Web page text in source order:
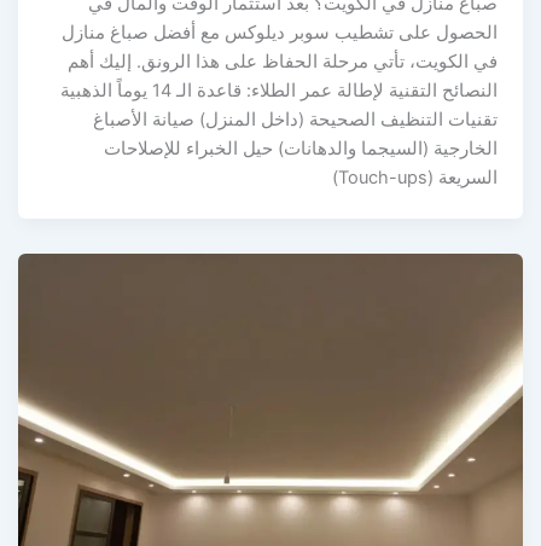
الحصول على تشطيب سوبر ديلوكس مع أفضل صباغ منازل
في الكويت، تأتي مرحلة الحفاظ على هذا الرونق. إليك أهم
النصائح التقنية لإطالة عمر الطلاء: قاعدة الـ 14 يوماً الذهبية
تقنيات التنظيف الصحيحة (داخل المنزل) صيانة الأصباغ
الخارجية (السيجما والدهانات) حيل الخبراء للإصلاحات
السريعة (Touch-ups)